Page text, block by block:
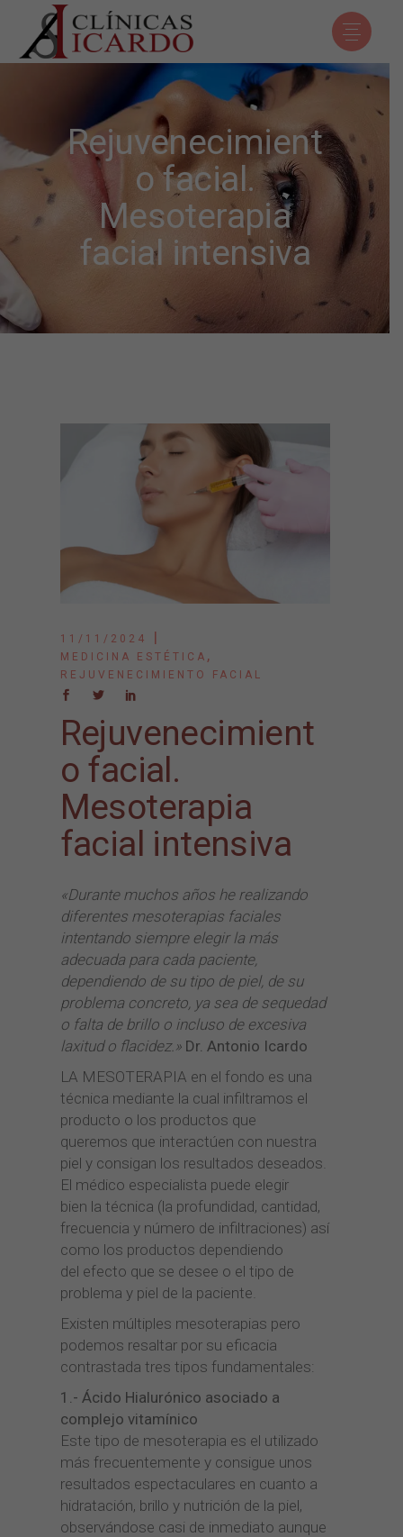
Rejuvenecimient
o facial.
Mesoterapia
facial intensiva
11/11/2024
MEDICINA ESTÉTICA ,
REJUVENECIMIENTO FACIAL
Rejuvenecimient
o facial.
Mesoterapia
facial intensiva
«Durante muchos años he realizando
diferentes mesoterapias faciales
intentando siempre elegir la más
adecuada para cada paciente,
dependiendo de su tipo de piel, de su
problema concreto, ya sea de sequedad
o falta de brillo o incluso de excesiva
laxitud o flacidez.» Dr. Antonio Icardo
LA MESOTERAPIA en el fondo es una
técnica mediante la cual infiltramos el
producto o los productos que
queremos que interactúen con nuestra
piel y consigan los resultados deseados.
El médico especialista puede elegir
bien la técnica (la profundidad, cantidad,
frecuencia y número de infiltraciones) así
como los productos dependiendo
del efecto que se desee o el tipo de
problema y piel de la paciente.
Existen múltiples mesoterapias pero
podemos resaltar por su eficacia
contrastada tres tipos fundamentales:
1.- Ácido Hialurónico asociado a
complejo vitamínico
Este tipo de mesoterapia es el utilizado
más frecuentemente y consigue unos
resultados espectaculares en cuanto a
hidratación, brillo y nutrición de la piel,
observándose casi de inmediato aunque